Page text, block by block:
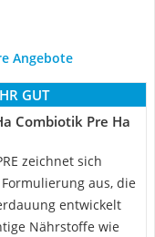
Angebote
GUT
Combiotik Pre Ha
zeichnet sich
aus, die
entwickelt
Nährstoffe wie